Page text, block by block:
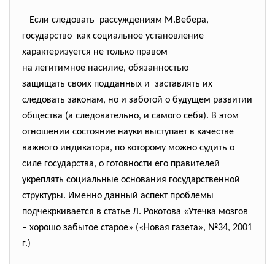
Если следовать рассуждениям М.Вебера,
государство как социальное установление
характеризуется не только правом
на легитимное насилие, обязанностью
защищать своих подданных и заставлять их
следовать законам, но и заботой о будущем развитии
общества (а следовательно, и самого себя). В этом
отношении состояние науки выступает в качестве
важного индикатора, по которому можно судить о
силе государства, о готовности его правителей
укреплять социальные основания государственной
структуры. Именно данный аспект проблемы
подчекркивается в статье Л. Рокотова «Утечка мозгов
– хорошо забытое старое» («Новая газета», №34, 2001
г.)